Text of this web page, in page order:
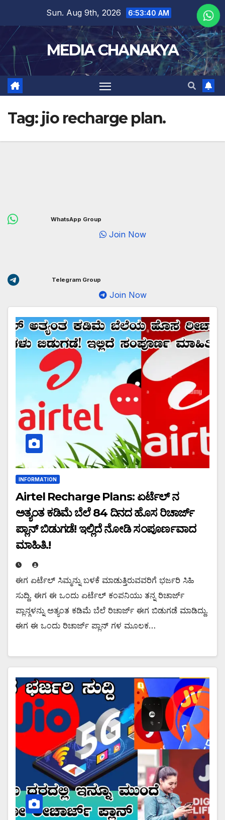
Sun. Aug 9th, 2026 6:53:40 AM
MEDIA CHANAKYA
Tag: jio recharge plan.
WhatsApp Group
Join Now
Telegram Group
Join Now
INFORMATION
Airtel Recharge Plans: ಏರ್ಟೆಲ್ ನ
ಅತ್ಯಂತ ಕಡಿಮೆ ಬೆಲೆ 84 ದಿನದ ಹೊಸ ರಿಚಾರ್ಜ್
ಪ್ಲಾನ್ ಬಿಡುಗಡೆ! ಇಲ್ಲಿದೆ ನೋಡಿ ಸಂಪೂರ್ಣವಾದ
ಮಾಹಿತಿ.!
ಈಗ ಏರ್ಟೆಲ್ ಸಿಮ್ಮನ್ನು ಬಳಕೆ ಮಾಡುತ್ತಿರುವವರಿಗೆ ಭರ್ಜರಿ ಸಿಹಿ
ಸುದ್ದಿ. ಈಗ ಈ ಒಂದು ಏರ್ಟೆಲ್ ಕಂಪನಿಯು ತನ್ನ ರಿಚಾರ್ಜ್
ಪ್ಲಾನ್ಗಳನ್ನು ಅತ್ಯಂತ ಕಡಿಮೆ ಬೆಲೆ ರಿಚಾರ್ಜ್ ಈಗ ಬಿಡುಗಡೆ ಮಾಡಿದ್ದು.
ಈಗ ಈ ಒಂದು ರಿಚಾರ್ಜ್ ಪ್ಲಾನ್ ಗಳ ಮೂಲಕ…